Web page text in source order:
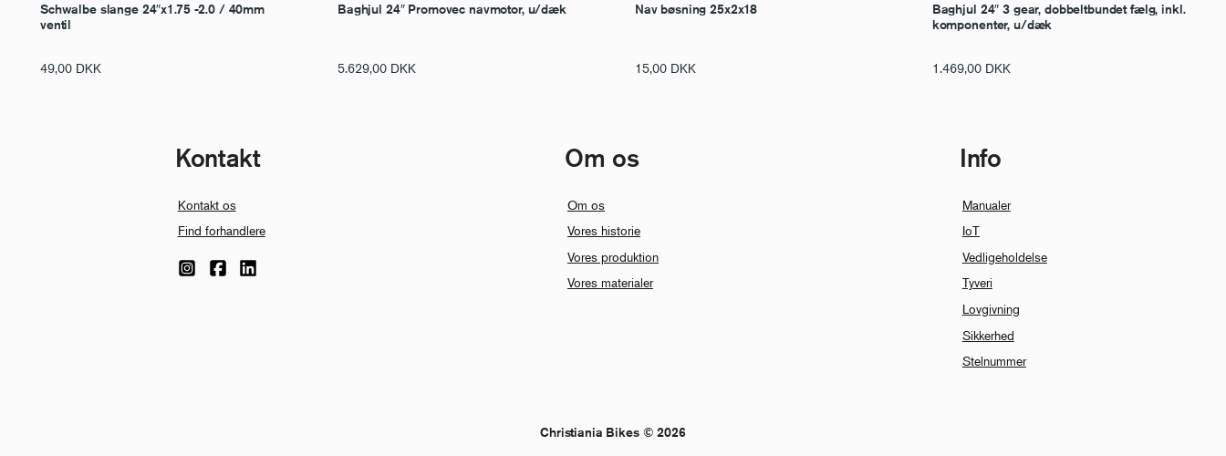
Schwalbe slange 24″x1.75 -2.0 / 40mm
ventil
49,00 DKK
Baghjul 24″ Promovec navmotor, u/dæk
5.629,00 DKK
Nav bøsning 25x2x18
15,00 DKK
Baghjul 24″ 3 gear, dobbeltbundet fælg, inkl.
komponenter, u/dæk
1.469,00 DKK
Kontakt
Kontakt os
Find forhandlere
Om os
Om os
Vores historie
Vores produktion
Vores materialer
Info
Manualer
IoT
Vedligeholdelse
Tyveri
Lovgivning
Sikkerhed
Stelnummer
Christiania Bikes © 2026